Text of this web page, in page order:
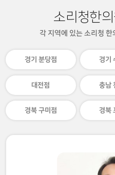
소리청한
각 지역에 있는 소리청
경기 분당점 경기
대전점 충남
경북 구미점 경북